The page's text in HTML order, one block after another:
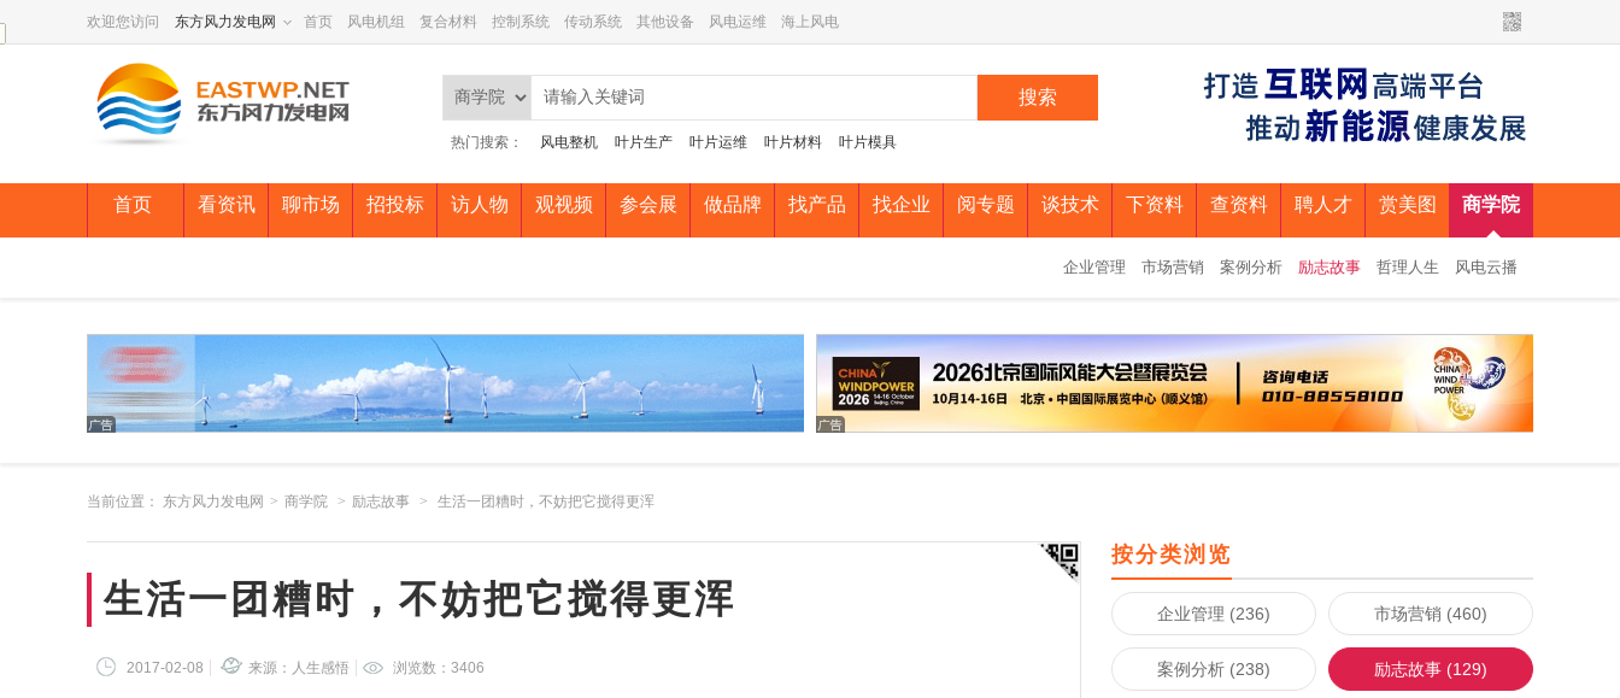
欢迎您访问 东方风力发电网 首页 风电机组 复合材料 控制系统 传动系统 其他设备 风电运维 海上风电
搜索
热门搜索： 风电整机 叶片生产 叶片运维 叶片材料 叶片模具
首页 看资讯 聊市场 招投标 访人物 观视频 参会展 做品牌 找产品 找企业 阅专题 谈技术 下资料 查资料 聘人才 赏美图 商学院
企业管理 市场营销 案例分析 励志故事 哲理人生 风电云播
当前位置： 东方风力发电网 > 商学院 > 励志故事 > 生活一团糟时，不妨把它搅得更浑
生活一团糟时，不妨把它搅得更浑
2017-02-08 来源：人生感悟 浏览数： 3406
按分类浏览
企业管理 (236) 市场营销 (460)
案例分析 (238) 励志故事 (129)